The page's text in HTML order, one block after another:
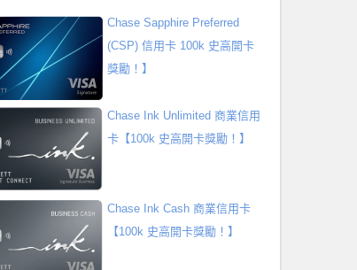
Chase Sapphire Preferred
(CSP) 信用卡 100k 史高開卡
獎勵！】
Chase Ink Unlimited 商業信用
卡【100k 史高開卡獎勵！】
Chase Ink Cash 商業信用卡
【100k 史高開卡獎勵！】